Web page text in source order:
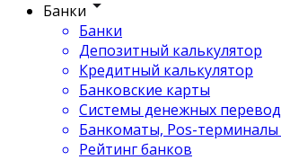
Банки
Банки
Депозитный калькулятор
Кредитный калькулятор
Банковские карты
Системы денежных
Банкоматы, Pos-
Рейтинг банков